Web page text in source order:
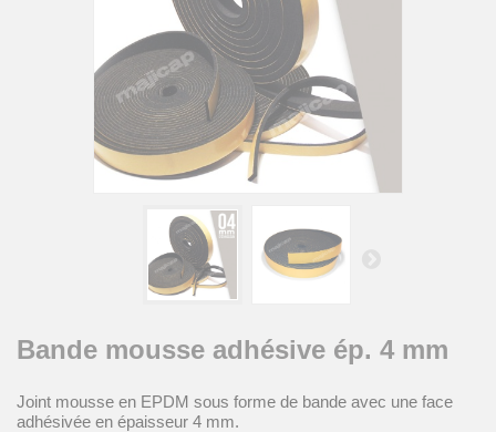
Bande mousse adhésive ép. 4 mm
Joint mousse en EPDM sous forme de bande avec une face
adhésivée en épaisseur 4 mm.